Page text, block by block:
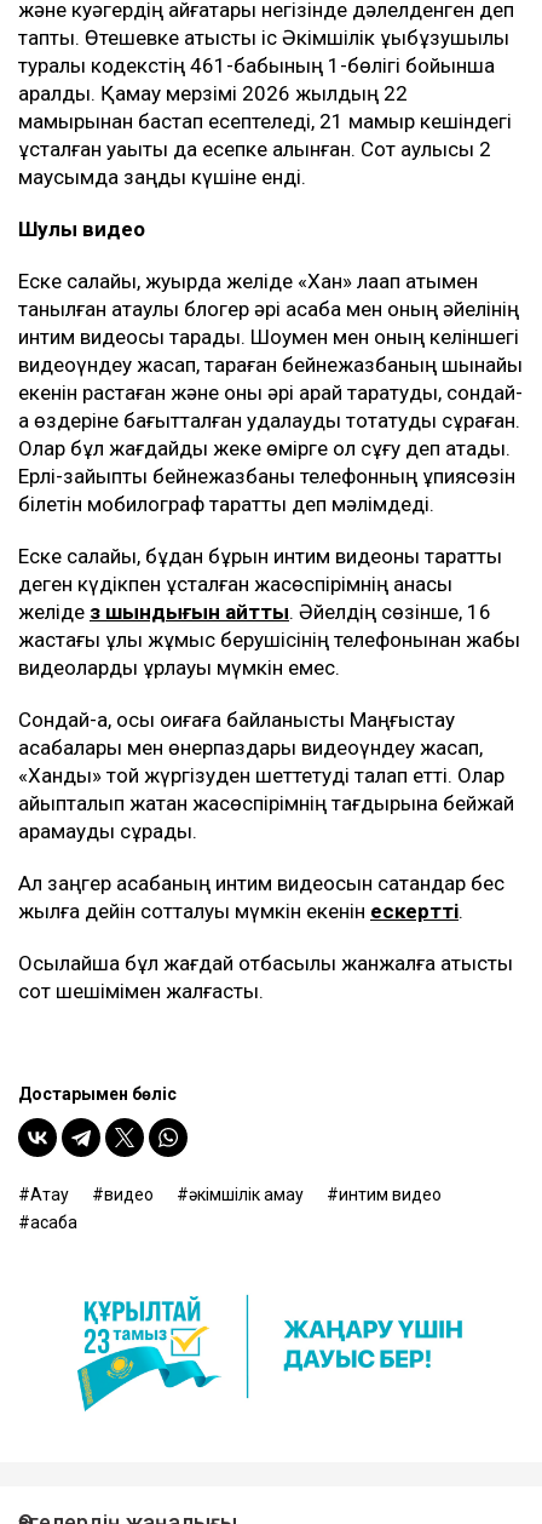
және куәгердің айғақтары негізінде дәлелденген деп
тапты. Өтешевке қатысты іс Әкімшілік құқықбұзушылық
туралы кодекстің 461-бабының 1-бөлігі бойынша
қаралды. Қамау мерзімі 2026 жылдың 22
мамырынан бастап есептеледі, 21 мамыр кешіндегі
ұсталған уақыты да есепке алынған. Сот қаулысы 2
маусымда заңды күшіне енді.
Шулы видео
Еске салайық, жуырда желіде «Хан» лақап атымен
танылған ақтаулық блогер әрі асаба мен оның әйелінің
интим видеосы тарады. Шоумен мен оның келіншегі
видеоүндеу жасап, тараған бейнежазбаның шынайы
екенін растаған және оны әрі қарай таратуды, сондай-
ақ өздеріне бағытталған қудалауды тоқтатуды сұраған.
Олар бұл жағдайды жеке өмірге қол сұғу деп атады.
Ерлі-зайыпты бейнежазбаны телефонның құпиясөзін
білетін мобилограф таратты деп мәлімдеді.
Еске салайық, бұдан бұрын интим видеоны таратты
деген күдікпен ұсталған жасөспірімнің анасы
желіде өз шындығын айтты. Әйелдің сөзінше, 16
жастағы ұлы жұмыс берушісінің телефонынан жабық
видеоларды ұрлауы мүмкін емес.
Сондай-ақ, осы оқиғаға байланысты Маңғыстау
асабалары мен өнерпаздары видеоүндеу жасап,
«Ханды» той жүргізуден шеттетуді талап етті. Олар
айыпталып жатқан жасөспірімнің тағдырына бейжай
қарамауды сұрады.
Ал заңгер асабаның интим видеосын сатқандар бес
жылға дейін сотталуы мүмкін екенін ескертті.
Осылайша бұл жағдай отбасылық жанжалға қатысты
сот шешімімен жалғасты.
Достарыңмен бөліс
Ақтау видео әкімшілік қамау
интим видео
асаба